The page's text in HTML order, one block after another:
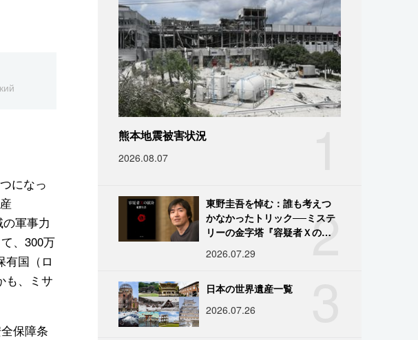
になっ
軍事力
、300万
有国（ロ
も、ミサ
保障条
熊本地震被害状況
2026.08.07
2
東野圭吾を悼む：誰も考えつ
かなかったトリック──ミステ
リーの金字塔『容疑者Ｘの献
2026.07.29
日本の世界遺産一覧
2026.07.26